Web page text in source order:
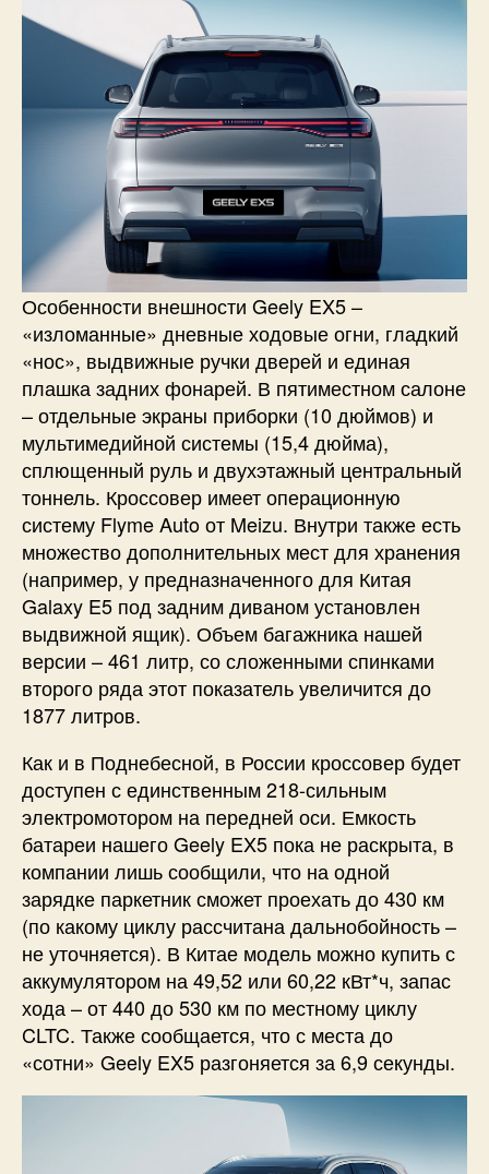
Особенности внешности Geely EX5 –
«изломанные» дневные ходовые огни, гладкий
«нос», выдвижные ручки дверей и единая
плашка задних фонарей. В пятиместном салоне
– отдельные экраны приборки (10 дюймов) и
мультимедийной системы (15,4 дюйма),
сплющенный руль и двухэтажный центральный
тоннель. Кроссовер имеет операционную
систему Flyme Auto от Meizu. Внутри также есть
множество дополнительных мест для хранения
(например, у предназначенного для Китая
Galaxy E5 под задним диваном установлен
выдвижной ящик). Объем багажника нашей
версии – 461 литр, со сложенными спинками
второго ряда этот показатель увеличится до
1877 литров.
Как и в Поднебесной, в России кроссовер будет
доступен с единственным 218-сильным
электромотором на передней оси. Емкость
батареи нашего Geely EX5 пока не раскрыта, в
компании лишь сообщили, что на одной
зарядке паркетник сможет проехать до 430 км
(по какому циклу рассчитана дальнобойность –
не уточняется). В Китае модель можно купить с
аккумулятором на 49,52 или 60,22 кВт*ч, запас
хода – от 440 до 530 км по местному циклу
CLTC. Также сообщается, что с места до
«сотни» Geely EX5 разгоняется за 6,9 секунды.